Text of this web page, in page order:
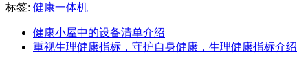
标签: 健康一体机
健康小屋中的设备清单介绍
重视生理健康指标，守护自身健康，生理健康指标介绍